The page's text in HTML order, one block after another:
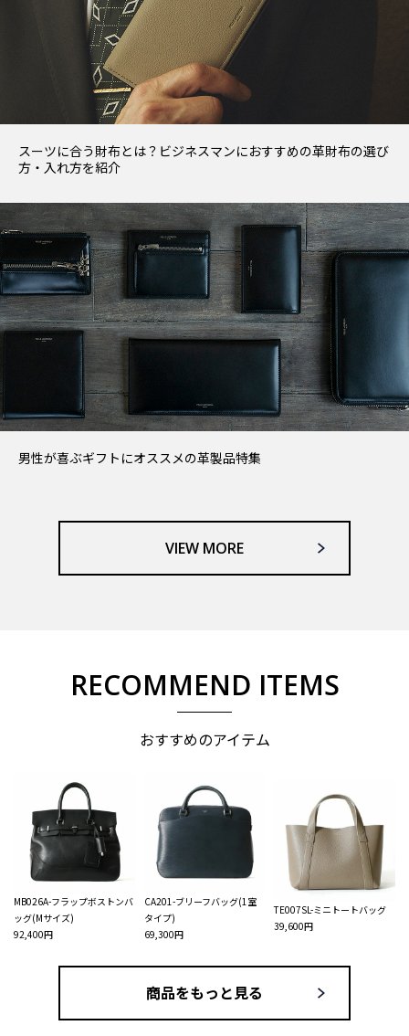
スーツに合う財布とは？ビジネスマンにおすすめの革財布の選び
方・入れ方を紹介
男性が喜ぶギフトにオススメの革製品特集
VIEW MORE
RECOMMEND ITEMS
おすすめのアイテム
MB026A-フラップボストンバ
ッグ(Mサイズ)
92,400円
CA201-ブリーフバッグ(1室
タイプ)
69,300円
TE007SL-ミニトートバッグ
39,600円
商品をもっと見る